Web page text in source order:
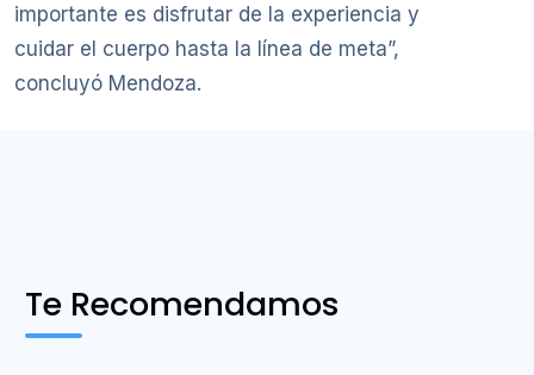
importante es disfrutar de la experiencia y
cuidar el cuerpo hasta la línea de meta”,
concluyó Mendoza.
Te Recomendamos